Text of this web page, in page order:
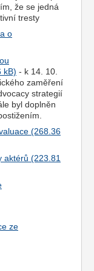
že se jedná
tresty
o
- k 14. 10.
zaměření
strategií
byl doplněn
aktérů
ze